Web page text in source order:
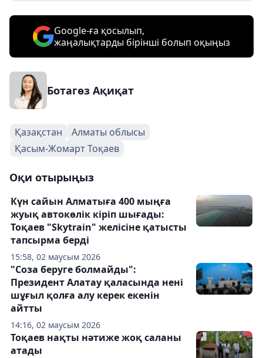
Google-ға қосылып,
жаңалықтарды бірінші болып оқыңыз
Ботагөз Ақиқат
Қазақстан
Алматы облысы
Қасым-Жомарт Тоқаев
Оқи отырыңыз
15:58, 02 маусым 2026
Күн сайын Алматыға 400 мыңға
жуық автокөлік кіріп шығады:
Тоқаев "Skytrain" желісіне қатысты
тапсырма берді
14:16, 02 маусым 2026
"Соза беруге болмайды":
Президент Алатау қаласында нені
шұғыл қолға алу керек екенін
айтты
Тоқаев нақты нәтиже жоқ саланы
атады